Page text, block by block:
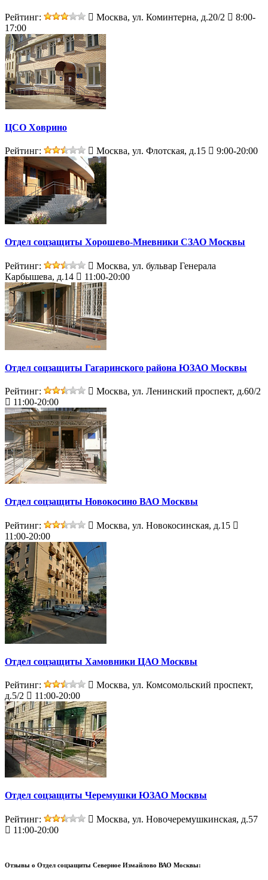
Рейтинг: Москва, ул. Коминтерна, д.20/2
8:00-
17:00
ЦСО Ховрино
Рейтинг: Москва, ул. Флотская, д.15 9:00-20:00
Отдел соцзащиты Хорошево-Мневники СЗАО Москвы
Рейтинг:
Москва, ул. бульвар Генерала
Карбышева, д.14
11:00-20:00
Отдел соцзащиты Гагаринского района ЮЗАО Москвы
Рейтинг:
Москва, ул. Ленинский проспект, д.60/2
11:00-20:00
Отдел соцзащиты Новокосино ВАО Москвы
Рейтинг:
Москва, ул. Новокосинская, д.15
11:00-20:00
Отдел соцзащиты Хамовники ЦАО Москвы
Рейтинг:
Москва, ул. Комсомольский проспект,
д.5/2
11:00-20:00
Отдел соцзащиты Черемушки ЮЗАО Москвы
Рейтинг:
Москва, ул. Новочеремушкинская, д.57
11:00-20:00
Отзывы о Отдел соцзащиты Северное Измайлово ВАО Москвы: